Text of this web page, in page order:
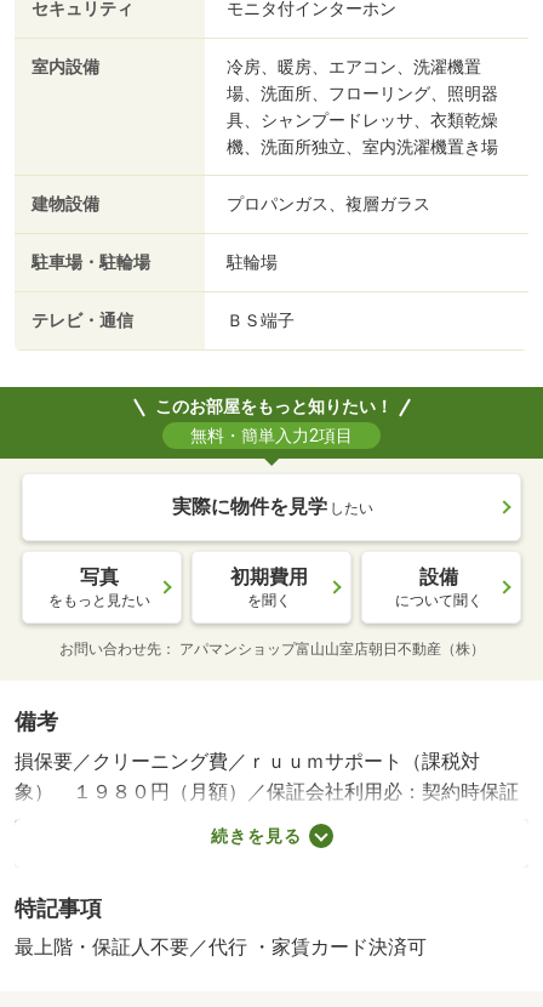
セキュリティ モニタ付インターホン
室内設備
冷房、暖房、エアコン、洗濯機置
場、洗面所、フローリング、照明器
具、シャンプードレッサ、衣類乾燥
機、洗面所独立、室内洗濯機置き場
建物設備 プロパンガス、複層ガラス
駐車場・駐輪場 駐輪場
テレビ・通信 ＢＳ端子
このお部屋をもっと知りたい！
無料・簡単入力2項目
実際に物件を見学 したい
写真
をもっと見たい
初期費用
を聞く
設備
について聞く
お問い合わせ先 アパマンショップ富山山室店朝日不動産（株）
備考
損保要／クリーニング費／ｒｕｕｍサポート（課税対
象） １９８０円（月額）／保証会社利用必：契約時保証
委託料：２．２万／月額保証委託料：賃料総額の２．２％
又は５．５％ ※ペット可は２．５万／２．５％／［退去
事務手数料 ２２，０００円がかかります。契約時にクリ
ーニング費６０，０００円、鍵セット費３，３００円（税
続きを見る
特記事項
最上階・保証人不要／代行 ・家賃カード決済可